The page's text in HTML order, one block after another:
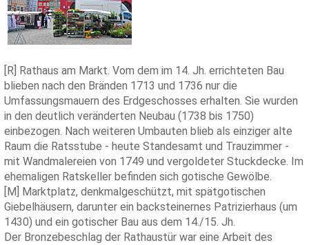
[R] Rathaus am Markt. Vom dem im 14. Jh. errichteten Bau
blieben nach den Bränden 1713 und 1736 nur die
Umfassungsmauern des Erdgeschosses erhalten. Sie wurden
in den deutlich veränderten Neubau (1738 bis 1750)
einbezogen. Nach weiteren Umbauten blieb als einziger alte
Raum die Ratsstube - heute Standesamt und Trauzimmer -
mit Wandmalereien von 1749 und vergoldeter Stuckdecke. Im
ehemaligen Ratskeller befinden sich gotische Gewölbe.
[M] Marktplatz, denkmalgeschützt, mit spätgotischen
Giebelhäusern, darunter ein backsteinernes Patrizierhaus (um
1430) und ein gotischer Bau aus dem 14./15. Jh.
Der Bronzebeschlag der Rathaustür war eine Arbeit des